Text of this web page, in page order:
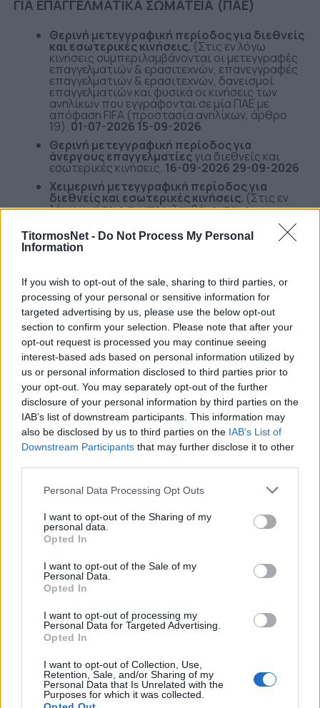
TitormosNet - Do Not Process My Personal
Information
If you wish to opt-out of the sale, sharing to third parties, or
processing of your personal or sensitive information for
targeted advertising by us, please use the below opt-out
section to confirm your selection. Please note that after your
opt-out request is processed you may continue seeing
interest-based ads based on personal information utilized by
us or personal information disclosed to third parties prior to
your opt-out. You may separately opt-out of the further
disclosure of your personal information by third parties on the
IAB’s list of downstream participants. This information may
also be disclosed by us to third parties on the IAB’s List of
Downstream Participants that may further disclose it to other
Personal Data Processing Opt Outs
I want to opt-out of the Sharing of my
personal data.
Opted In
I want to opt-out of the Sale of my
Personal Data.
Opted In
I want to opt-out of processing my
Personal Data for Targeted Advertising.
Opted In
I want to opt-out of Collection, Use,
Retention, Sale, and/or Sharing of my
Personal Data that Is Unrelated with the
Purposes for which it was collected.
ΓΙΑ ΕΠΑΓΓΕΛΜΑΤΙΚΑ ΣΩΜΑΤΕΙΑ (ΠΑΕ)
Θερινή μετεγγραφική περίοδος για διεθνείς
και εσωτερικές κινήσεις.(Στις εν λόγω
κινήσεις συμπεριλαμβάνονται οι μετεγγραφές
επαγγελματιών & ερασιτεχνών, επανεγγραφές
επαγγελματιών & ερασιτεχνών, δανεισμοί
επαγγελματιών και φυσικά οι κινήσεις των
ανηλίκων που εγγράφονται σε μία ΠΑΕ με
απόφαση FIFA (προστασία ανηλίκων, άρθρο
19). 01-07-2026 15-09-2026
Θερινή μετεγγραφική περίοδος για
άνεργους επαγγελματίεςγια διεθνείς και
εσωτερικές κινήσεις. 16-09-2026 29-09-2026
Χειμερινή μετεγγραφική περίοδος για
διεθνείς και εσωτερικές κινήσεις. (Στις εν
λόγω κινήσεις συμπεριλαμβάνονται οι
μετεγγραφές επαγγελματιών & ερασιτεχνών,
επανεγγραφές επαγγελματιών & ερασιτεχνών,
δανεισμοί επαγγελματιών και φυσικά οι
κινήσεις των ανηλίκων που εγγράφονται σε μία
άρθρο 19).02-01-2027 05-02-2027
Χειμερινή μετεγγραφική περίοδοςγια
άνεργους επαγγελματίες για διεθνείς και
εσωτερικές κινήσεις.06-02-2027 15-02-2027
Τροποποιήσειςσυμβολαίων επαγγελματιών
που ανήκουν ήδη στη δύναμη μίας ΠΑΕ.01-07-
2026 30-06-2027
Αλλαγή ιδιότητας(από ερασιτέχνες σε
επαγγελματίες) για όσους ερασιτέχνες
ποδοσφαιριστές ανήκουν ήδη στη δύναμη μίας
ΠΑΕ.01-07-2026 30-06-2027
Θερινή μετεγγραφική περίοδος για
ερασιτέχνες ποδοσφαιριστέςπου ανήκουν
στη δύναμη του ιδρυτικού σωματείου μιας ΠΑΕ
και θα μετεγγραφούν στην ΠΑΕ.01-07-2026 15-
Χειμερινή μετεγγραφική περίοδος για
στη δύναμη του ιδρυτικού σωματείου μιας ΠΑΕ
και θα μετεγγραφούν στην ΠΑΕ. 02-01-2027 05-
02-2027
Πρώτες εγγραφές ανηλίκων
(αφορούν είτε
ερασιτέχνες, είτε επαγγελματίες). 01-07-2026
30-06-2027
ερασιτέχνες, είτε επαγγελματίες). 01-07-2026
10-07-2026
ΕΡΑΣΙΤΕΧΝΙΚΑ ΣΩΜΑΤΕΙΑ (ΕΠΣ) ΧΡΟΝΙΚΗ
ΠΕΡΙΟΔΟΣ & ΕΙΔΟΣ ΜΕΤΑΒΟΛΩΝ ΕΝΑΡΞΗ